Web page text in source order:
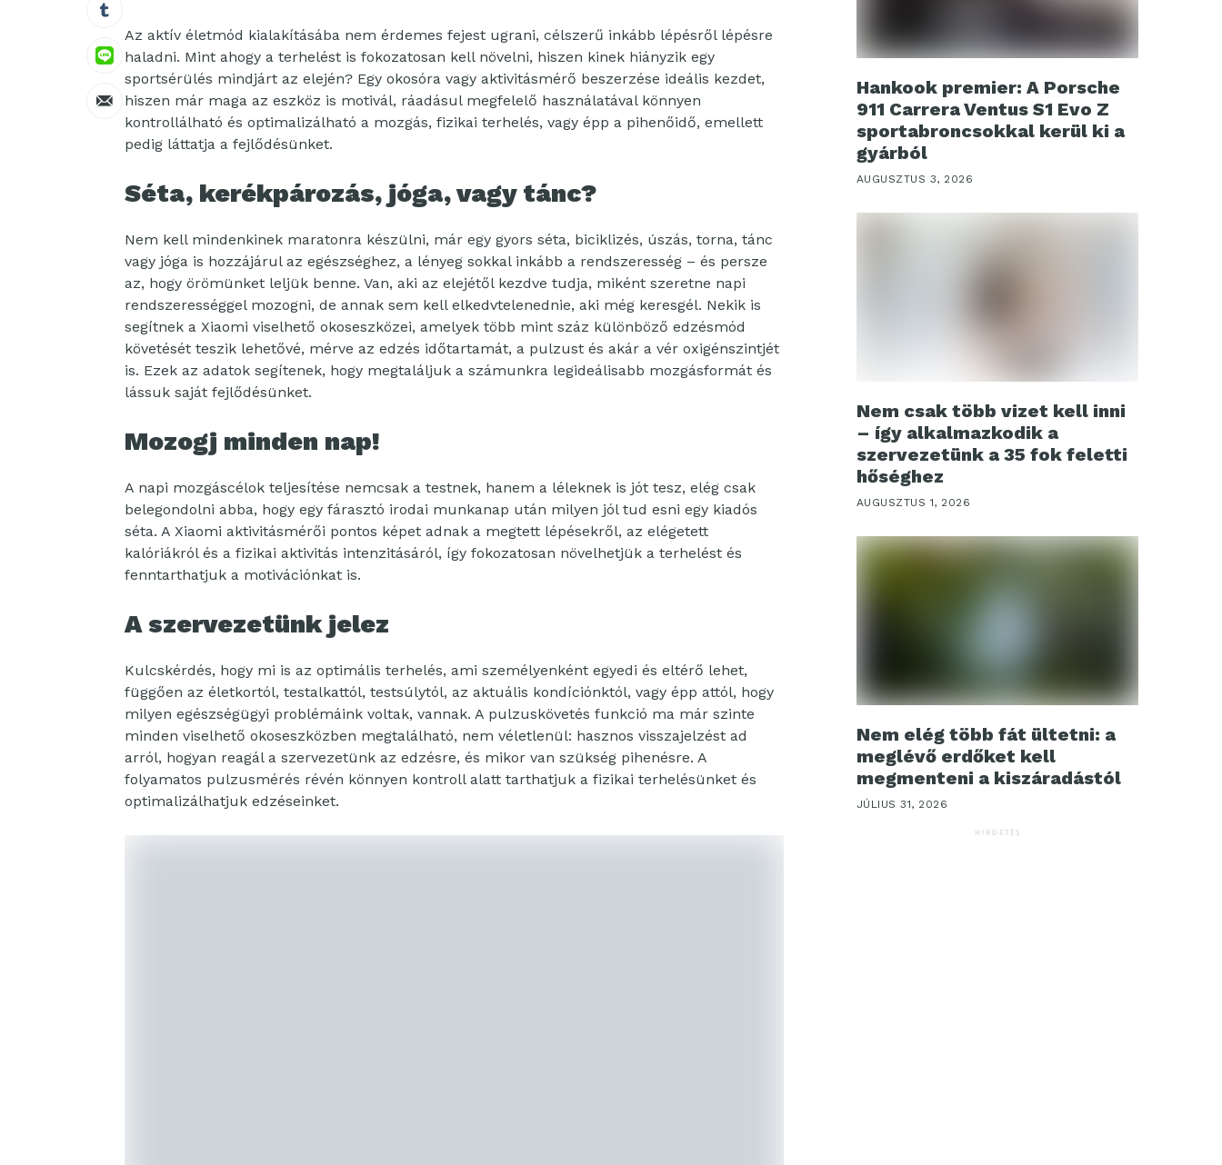
Az aktív életmód kialakításába nem érdemes fejest ugrani, célszerű inkább lépésről lépésre
haladni. Mint ahogy a terhelést is fokozatosan kell növelni, hiszen kinek hiányzik egy
sportsérülés mindjárt az elején? Egy okosóra vagy aktivitásmérő beszerzése ideális kezdet,
hiszen már maga az eszköz is motivál, ráadásul megfelelő használatával könnyen
kontrollálható és optimalizálható a mozgás, fizikai terhelés, vagy épp a pihenőidő, emellett
pedig láttatja a fejlődésünket.
Séta, kerékpározás, jóga, vagy tánc?
Nem kell mindenkinek maratonra készülni, már egy gyors séta, biciklizés, úszás, torna, tánc
vagy jóga is hozzájárul az egészséghez, a lényeg sokkal inkább a rendszeresség – és persze
az, hogy örömünket leljük benne. Van, aki az elejétől kezdve tudja, miként szeretne napi
rendszerességgel mozogni, de annak sem kell elkedvtelenednie, aki még keresgél. Nekik is
segítnek a Xiaomi viselhető okoseszközei, amelyek több mint száz különböző edzésmód
követését teszik lehetővé, mérve az edzés időtartamát, a pulzust és akár a vér oxigénszintjét
is. Ezek az adatok segítenek, hogy megtaláljuk a számunkra legideálisabb mozgásformát és
lássuk saját fejlődésünket.
Mozogj minden nap!
A napi mozgáscélok teljesítése nemcsak a testnek, hanem a léleknek is jót tesz, elég csak
belegondolni abba, hogy egy fárasztó irodai munkanap után milyen jól tud esni egy kiadós
séta. A Xiaomi aktivitásmérői pontos képet adnak a megtett lépésekről, az elégetett
kalóriákról és a fizikai aktivitás intenzitásáról, így fokozatosan növelhetjük a terhelést és
fenntarthatjuk a motivációnkat is.
A szervezetünk jelez
Kulcskérdés, hogy mi is az optimális terhelés, ami személyenként egyedi és eltérő lehet,
függően az életkortól, testalkattól, testsúlytól, az aktuális kondíciónktól, vagy épp attól, hogy
milyen egészségügyi problémáink voltak, vannak. A pulzuskövetés funkció ma már szinte
minden viselhető okoseszközben megtalálható, nem véletlenül: hasznos visszajelzést ad
arról, hogyan reagál a szervezetünk az edzésre, és mikor van szükség pihenésre. A
folyamatos pulzusmérés révén könnyen kontroll alatt tarthatjuk a fizikai terhelésünket és
optimalizálhatjuk edzéseinket.
Hankook premier: A Porsche
911 Carrera Ventus S1 Evo Z
sportabroncsokkal kerül ki a
gyárból
AUGUSZTUS 3, 2026
Nem csak több vizet kell inni
– így alkalmazkodik a
szervezetünk a 35 fok feletti
hőséghez
AUGUSZTUS 1, 2026
Nem elég több fát ültetni: a
meglévő erdőket kell
megmenteni a kiszáradástól
JÚLIUS 31, 2026
HIRDETÉS